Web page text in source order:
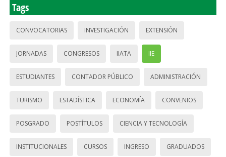
Tags
CONVOCATORIAS INVESTIGACIÓN EXTENSIÓN
JORNADAS CONGRESOS IIATA IIE
ESTUDIANTES CONTADOR PÚBLICO ADMINISTRACIÓN
TURISMO ESTADÍSTICA ECONOMÍA CONVENIOS
POSGRADO POSTÍTULOS CIENCIA Y TECNOLOGÍA
INSTITUCIONALES CURSOS INGRESO GRADUADOS